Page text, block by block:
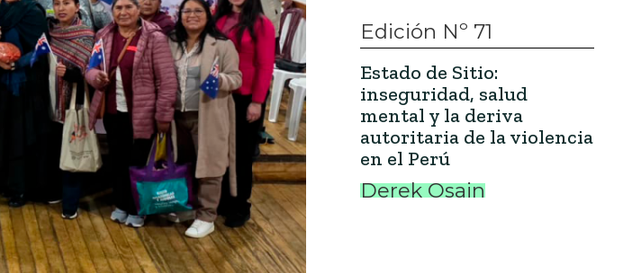
Edición Nº 71
Estado de Sitio:
inseguridad, salud
mental y la deriva
autoritaria de la violencia
en el Perú
Derek Osain